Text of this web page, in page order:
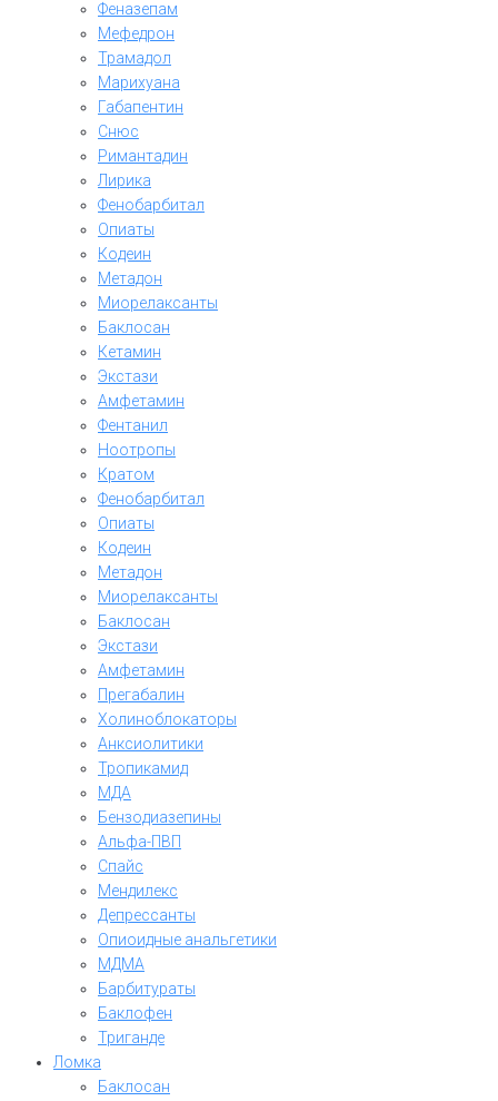
Феназепам
Мефедрон
Трамадол
Марихуана
Габапентин
Снюс
Римантадин
Лирика
Фенобарбитал
Опиаты
Кодеин
Метадон
Миорелаксанты
Баклосан
Кетамин
Экстази
Амфетамин
Фентанил
Ноотропы
Кратом
Фенобарбитал
Опиаты
Кодеин
Метадон
Миорелаксанты
Баклосан
Экстази
Амфетамин
Прегабалин
Холиноблокаторы
Анксиолитики
Тропикамид
МДА
Бензодиазепины
Альфа-ПВП
Спайс
Мендилекс
Депрессанты
Опиоидные анальгетики
МДМА
Барбитураты
Баклофен
Триганде
Ломка
Баклосан